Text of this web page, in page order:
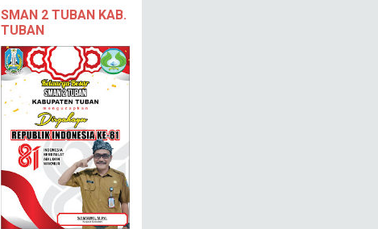
SMAN 2 TUBAN KAB.
TUBAN